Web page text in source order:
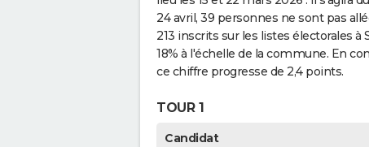
24 avril, 39 personnes ne sont pas
213 inscrits sur les listes électorales
18% à l'échelle de la commune. En
ce chiffre progresse de 2,4 points.
TOUR 1
Candidat